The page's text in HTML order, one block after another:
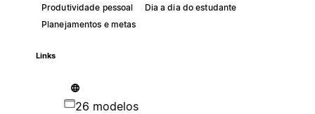
Produtividade pessoal
Dia a dia do estudante
Planejamentos e metas
Links
26 modelos